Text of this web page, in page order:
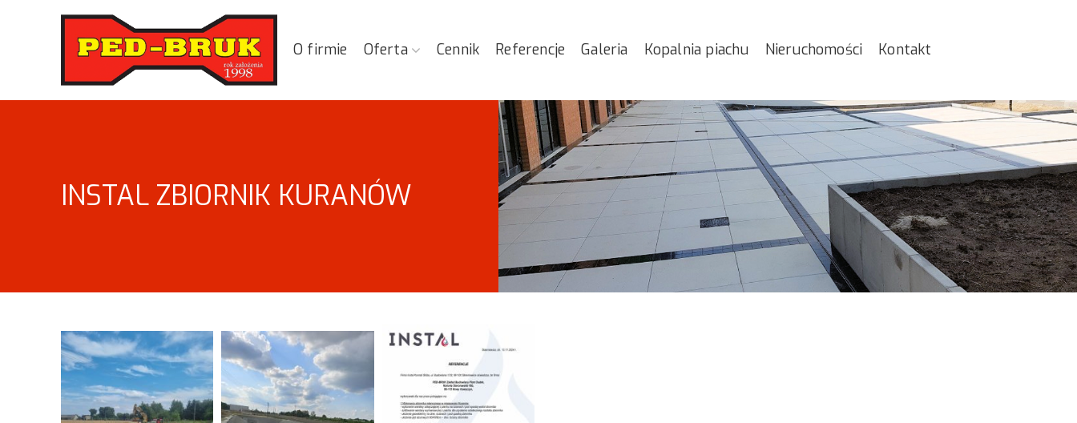
O firmie Oferta Cennik Referencje Galeria Kopalnia piachu Nieruchomości Kontakt
INSTAL ZBIORNIK KURANÓW